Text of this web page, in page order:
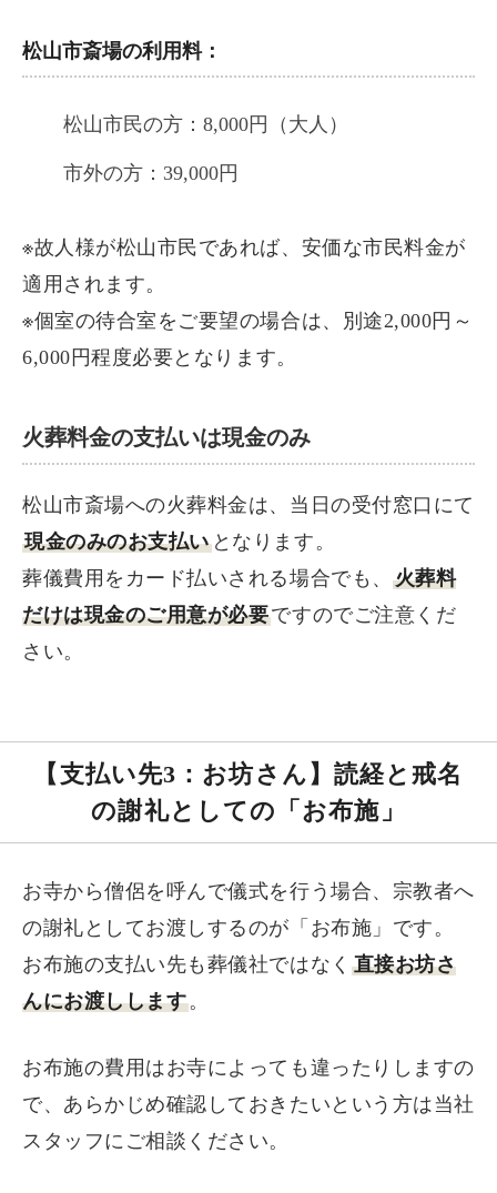
松山市斎場の利用料：
松山市民の方：8,000円（大人）
市外の方：39,000円
※故人様が松山市民であれば、安価な市民料金が
適用されます。
※個室の待合室をご要望の場合は、別途2,000円～
6,000円程度必要となります。
火葬料金の支払いは現金のみ
松山市斎場への火葬料金は、当日の受付窓口にて
現金のみのお支払いとなります。
葬儀費用をカード払いされる場合でも、 火葬料
だけは現金のご用意が必要ですのでご注意くだ
さい。
【支払い先3：お坊さん】読経と戒名
の謝礼としての「お布施」
お寺から僧侶を呼んで儀式を行う場合、宗教者へ
の謝礼としてお渡しするのが「お布施」です。
お布施の支払い先も葬儀社ではなく 直接お坊さ
んにお渡しします。
お布施の費用はお寺によっても違ったりしますの
で、あらかじめ確認しておきたいという方は当社
スタッフにご相談ください。